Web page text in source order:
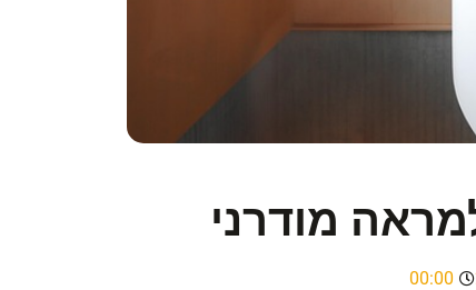
מודרני
00:00